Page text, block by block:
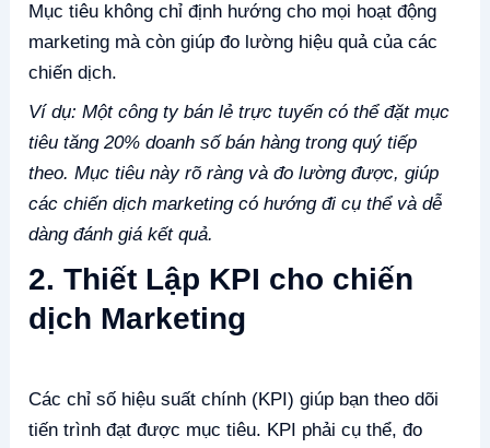
Mục tiêu không chỉ định hướng cho mọi hoạt động
marketing mà còn giúp đo lường hiệu quả của các
chiến dịch.
Ví dụ: Một công ty bán lẻ trực tuyến có thể đặt mục
tiêu tăng 20% doanh số bán hàng trong quý tiếp
theo. Mục tiêu này rõ ràng và đo lường được, giúp
các chiến dịch marketing có hướng đi cụ thể và dễ
dàng đánh giá kết quả.
2. Thiết Lập KPI cho chiến
dịch Marketing
Các chỉ số hiệu suất chính (KPI) giúp bạn theo dõi
tiến trình đạt được mục tiêu. KPI phải cụ thể, đo